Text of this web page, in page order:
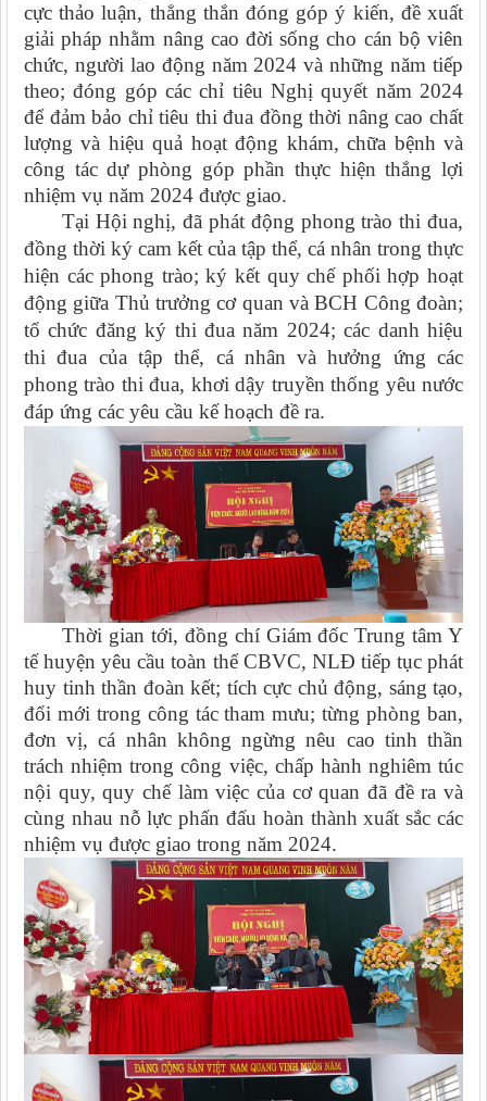
cực thảo luận, thẳng thắn đóng góp ý kiến, đề xuất
giải pháp nhằm nâng cao đời sống cho cán bộ viên
chức, người lao động năm 2024 và những năm tiếp
theo; đóng góp các chỉ tiêu Nghị quyết năm 2024
để đảm bảo chỉ tiêu thi đua đồng thời nâng cao chất
lượng và hiệu quả hoạt động khám, chữa bệnh và
công tác dự phòng góp phần thực hiện thắng lợi
nhiệm vụ năm 2024 được giao.
Tại Hội nghị, đã phát động phong trào thi đua,
đồng thời ký cam kết của tập thể, cá nhân trong thực
hiện các phong trào; ký kết quy chế phối hợp hoạt
động giữa Thủ trưởng cơ quan và BCH Công đoàn;
tổ chức đăng ký thi đua năm 2024; các danh hiệu
thi đua của tập thể, cá nhân và hưởng ứng các
phong trào thi đua, khơi dậy truyền thống yêu nước
đáp ứng các yêu cầu kế hoạch đề ra.
Thời gian tới, đồng chí Giám đốc Trung tâm Y
tế huyện yêu cầu toàn thể CBVC, NLĐ tiếp tục phát
huy tinh thần đoàn kết; tích cực chủ động, sáng tạo,
đổi mới trong công tác tham mưu; từng phòng ban,
đơn vị, cá nhân không ngừng nêu cao tinh thần
trách nhiệm trong công việc, chấp hành nghiêm túc
nội quy, quy chế làm việc của cơ quan đã đề ra và
cùng nhau nỗ lực phấn đấu hoàn thành xuất sắc các
nhiệm vụ được giao trong năm 2024.